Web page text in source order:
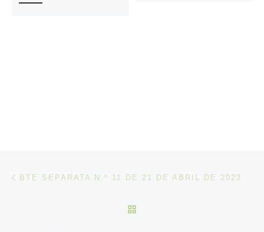
Post navigation
BTE SEPARATA N.º 11 DE 21 DE ABRIL DE 2023